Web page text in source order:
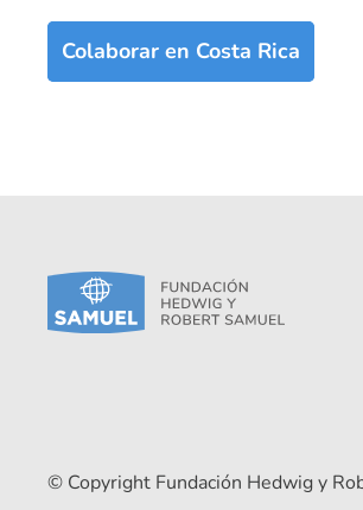
Colaborar en Costa Rica
© Copyright Fundación Hedwig y